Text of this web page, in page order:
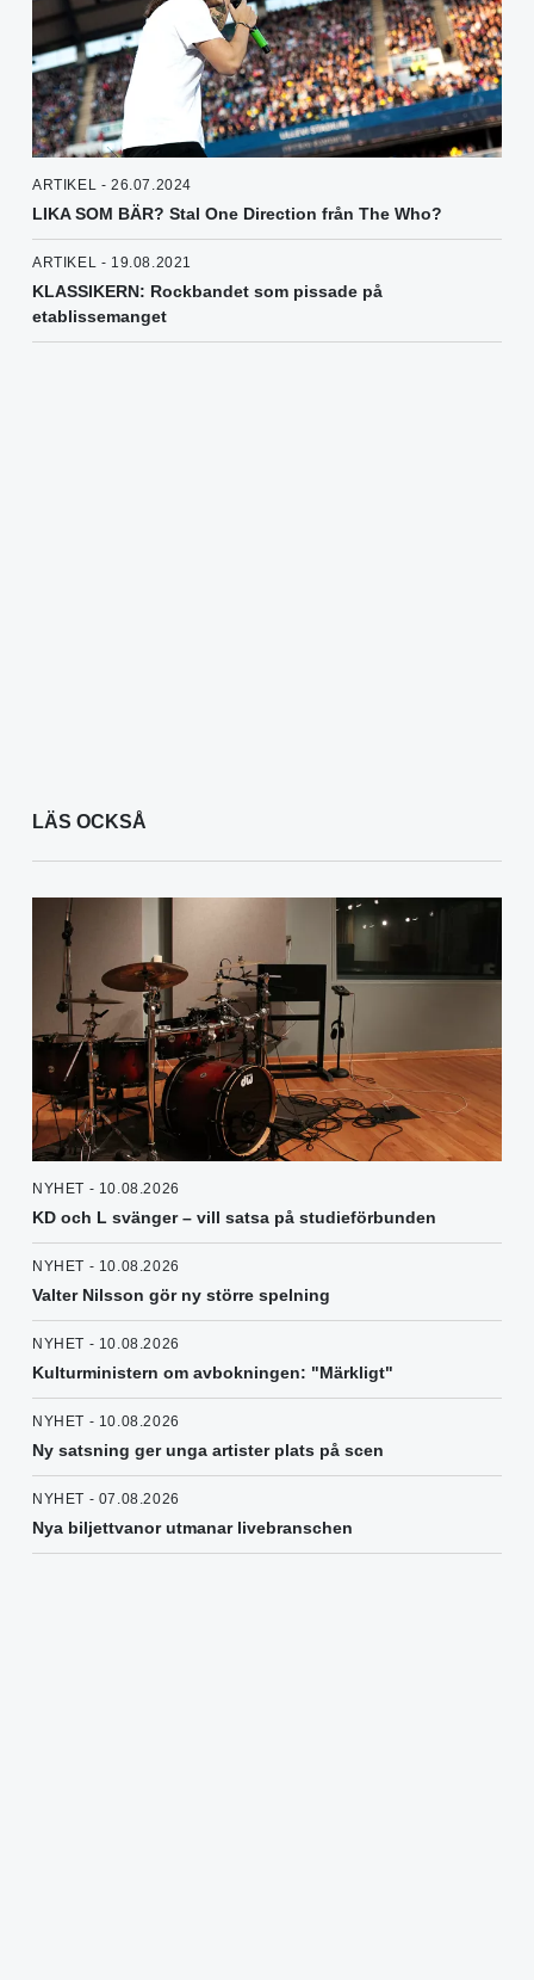
ARTIKEL - 26.07.2024
LIKA SOM BÄR? Stal One Direction från The Who?
ARTIKEL - 19.08.2021
KLASSIKERN: Rockbandet som pissade på
etablissemanget
LÄS OCKSÅ
NYHET - 10.08.2026
KD och L svänger – vill satsa på studieförbunden
NYHET - 10.08.2026
Valter Nilsson gör ny större spelning
NYHET - 10.08.2026
Kulturministern om avbokningen: "Märkligt"
NYHET - 10.08.2026
Ny satsning ger unga artister plats på scen
NYHET - 07.08.2026
Nya biljettvanor utmanar livebranschen